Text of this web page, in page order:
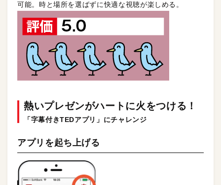
可能。時と場所を選ばずに快適な視聴が楽しめる。
熱いプレゼンがハートに火をつける！
「字幕付きTEDアプリ」にチャレンジ
アプリを起ち上げる